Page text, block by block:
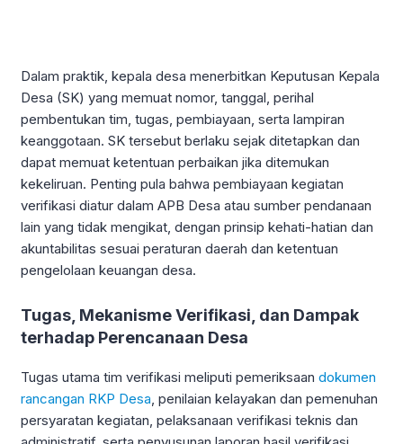
Dalam praktik, kepala desa menerbitkan Keputusan Kepala
Desa (SK) yang memuat nomor, tanggal, perihal
pembentukan tim, tugas, pembiayaan, serta lampiran
keanggotaan. SK tersebut berlaku sejak ditetapkan dan
dapat memuat ketentuan perbaikan jika ditemukan
kekeliruan. Penting pula bahwa pembiayaan kegiatan
verifikasi diatur dalam APB Desa atau sumber pendanaan
lain yang tidak mengikat, dengan prinsip kehati-hatian dan
akuntabilitas sesuai peraturan daerah dan ketentuan
pengelolaan keuangan desa.
Tugas, Mekanisme Verifikasi, dan Dampak
terhadap Perencanaan Desa
Tugas utama tim verifikasi meliputi pemeriksaan dokumen
rancangan RKP Desa, penilaian kelayakan dan pemenuhan
persyaratan kegiatan, pelaksanaan verifikasi teknis dan